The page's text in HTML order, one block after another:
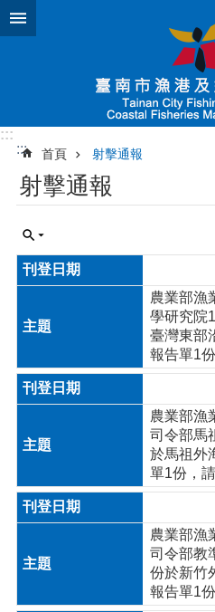
跳到主要內容區塊
:::
:::
首頁 射擊通報
射擊通報
農業部漁
學研究院
臺灣東部
報告單1
農業部漁
司令部馬
於馬祖外
單1份，
農業部漁
司令部教
份於新竹
報告單1